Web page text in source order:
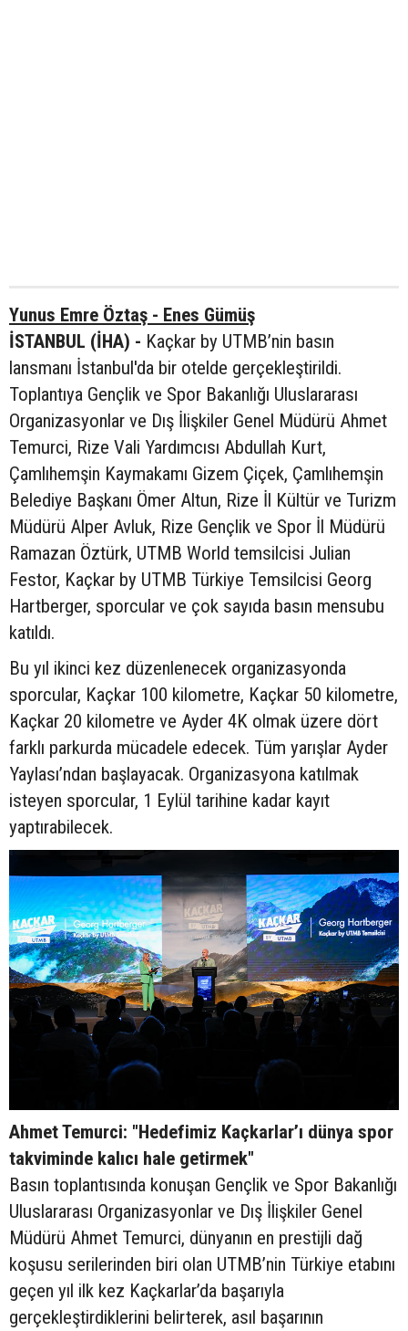
Yunus Emre Öztaş - Enes Gümüş
İSTANBUL (İHA) - Kaçkar by UTMB’nin basın
lansmanı İstanbul'da bir otelde gerçekleştirildi.
Toplantıya Gençlik ve Spor Bakanlığı Uluslararası
Organizasyonlar ve Dış İlişkiler Genel Müdürü Ahmet
Temurci, Rize Vali Yardımcısı Abdullah Kurt,
Çamlıhemşin Kaymakamı Gizem Çiçek, Çamlıhemşin
Belediye Başkanı Ömer Altun, Rize İl Kültür ve Turizm
Müdürü Alper Avluk, Rize Gençlik ve Spor İl Müdürü
Ramazan Öztürk, UTMB World temsilcisi Julian
Festor, Kaçkar by UTMB Türkiye Temsilcisi Georg
Hartberger, sporcular ve çok sayıda basın mensubu
katıldı.
Bu yıl ikinci kez düzenlenecek organizasyonda
sporcular, Kaçkar 100 kilometre, Kaçkar 50 kilometre,
Kaçkar 20 kilometre ve Ayder 4K olmak üzere dört
farklı parkurda mücadele edecek. Tüm yarışlar Ayder
Yaylası’ndan başlayacak. Organizasyona katılmak
isteyen sporcular, 1 Eylül tarihine kadar kayıt
yaptırabilecek.
Ahmet Temurci: "Hedefimiz Kaçkarlar’ı dünya spor
takviminde kalıcı hale getirmek"
Basın toplantısında konuşan Gençlik ve Spor Bakanlığı
Uluslararası Organizasyonlar ve Dış İlişkiler Genel
Müdürü Ahmet Temurci, dünyanın en prestijli dağ
koşusu serilerinden biri olan UTMB’nin Türkiye etabını
geçen yıl ilk kez Kaçkarlar’da başarıyla
gerçekleştirdiklerini belirterek, asıl başarının